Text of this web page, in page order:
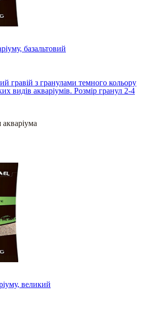
базальтовий
гравій з гранулами темного кольору
видів акваріумів. Розмір гранул 2-4
великий